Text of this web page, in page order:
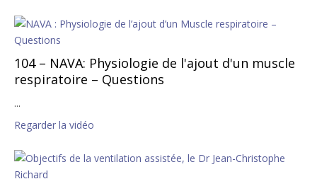
104 ⁠– NAVA: Physiologie de l'ajout d'un muscle
respiratoire ⁠– Questions
...
Regarder la vidéo